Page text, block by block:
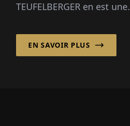
TEUFELBERGER en est une.
EN SAVOIR PLUS